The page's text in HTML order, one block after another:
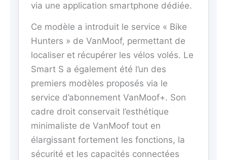
via une application smartphone dédiée.
Ce modèle a introduit le service « Bike
Hunters » de VanMoof, permettant de
localiser et récupérer les vélos volés. Le
Smart S a également été l’un des
premiers modèles proposés via le
service d’abonnement VanMoof+. Son
cadre droit conservait l’esthétique
minimaliste de VanMoof tout en
élargissant fortement les fonctions, la
sécurité et les capacités connectées